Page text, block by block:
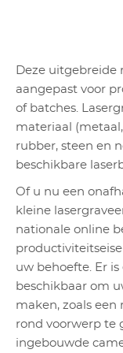
Deze uitgebreide
aangepast voor
of batches.
materiaal
rubber, steen en
beschikbare
Of u nu een
kleine
nationale online
uw behoefte. Er is
beschikbaar om
maken, zoals
rond voorwerp te
ingebouwde